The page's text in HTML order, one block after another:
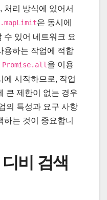
처리 방식에 있어서
은 동시에
수 있어 네트워크 요
용하는 작업에 적합
Promise.all 을 이용
에 시작하므로, 작업
큰 제한이 없는 경우
의 특성과 요구 사항
는 것이 중요합니
비 검색